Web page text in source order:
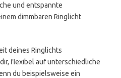
und entspannte
dimmbaren Ringlicht
deines Ringlichts
flexibel auf unterschiedliche
du beispielsweise ein